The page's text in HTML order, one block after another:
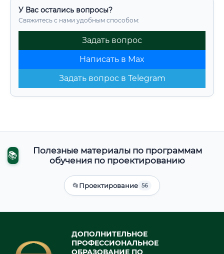
У Вас остались вопросы?
Свяжитесь с нами удобным способом:
Задать вопрос
Написать в Max
Задать вопрос в Telegram
📚
Полезные материалы по программам
обучения по проектированию
📂Проектирование 56
ДОПОЛНИТЕЛЬНОЕ
ПРОФЕССИОНАЛЬНОЕ
ОБРАЗОВАНИЕ ПО